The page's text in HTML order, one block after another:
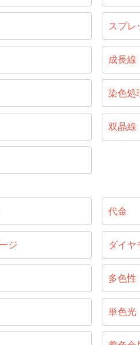
スプレ
成長線
染色処
双晶線
代金
ジ ダイヤ
多色性
単色光